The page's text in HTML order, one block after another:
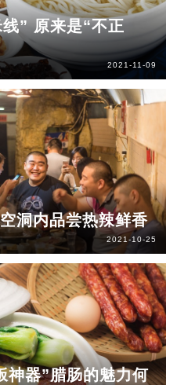
” 原来是“不正
2021-11-09
洞内品尝热辣鲜香
2021-10-25
神器”腊肠的魅力何